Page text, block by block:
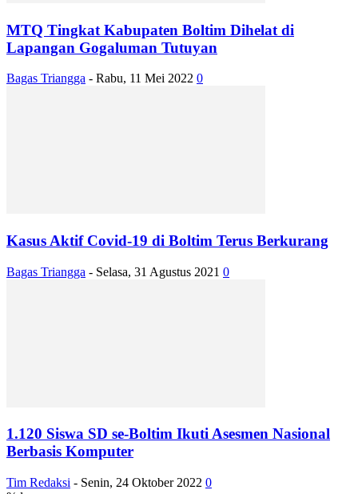
MTQ Tingkat Kabupaten Boltim Dihelat di
Lapangan Gogaluman Tutuyan
Bagas Triangga - Rabu, 11 Mei 2022 0
Kasus Aktif Covid-19 di Boltim Terus Berkurang
Bagas Triangga - Selasa, 31 Agustus 2021 0
1.120 Siswa SD se-Boltim Ikuti Asesmen Nasional
Berbasis Komputer
Tim Redaksi - Senin, 24 Oktober 2022 0